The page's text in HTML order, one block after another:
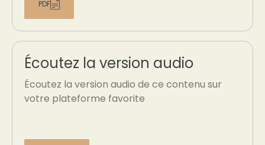
PDF
Écoutez la version audio
Écoutez la version audio de ce contenu sur
votre plateforme favorite